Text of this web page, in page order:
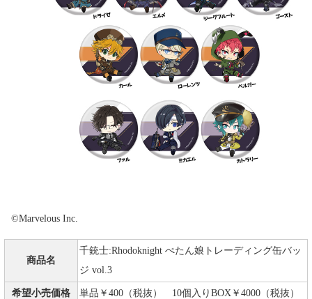
©Marvelous Inc.
商品名
千銃士:Rhodoknight ぺたん娘トレーディング缶バッ
ジ vol.3
希望小売価格 単品￥400（税抜） 10個入りBOX￥4000（税抜）